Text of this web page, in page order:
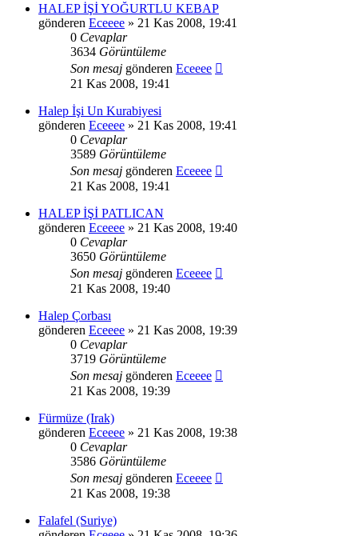
HALEP İŞİ YOĞURTLU KEBAP
gönderen Eceeee » 21 Kas 2008, 19:41
0 Cevaplar
3634 Görüntüleme
Son mesaj gönderen Eceeee
21 Kas 2008, 19:41
Halep İşi Un Kurabiyesi
gönderen Eceeee » 21 Kas 2008, 19:41
0 Cevaplar
3589 Görüntüleme
Son mesaj gönderen Eceeee
21 Kas 2008, 19:41
HALEP İŞİ PATLICAN
gönderen Eceeee » 21 Kas 2008, 19:40
0 Cevaplar
3650 Görüntüleme
Son mesaj gönderen Eceeee
21 Kas 2008, 19:40
Halep Çorbası
gönderen Eceeee » 21 Kas 2008, 19:39
0 Cevaplar
3719 Görüntüleme
Son mesaj gönderen Eceeee
21 Kas 2008, 19:39
Fürmüze (Irak)
gönderen Eceeee » 21 Kas 2008, 19:38
0 Cevaplar
3586 Görüntüleme
Son mesaj gönderen Eceeee
21 Kas 2008, 19:38
Falafel (Suriye)